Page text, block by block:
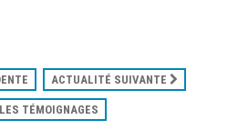
ACTUALITÉ SUIVANTE
TÉMOIGNAGES